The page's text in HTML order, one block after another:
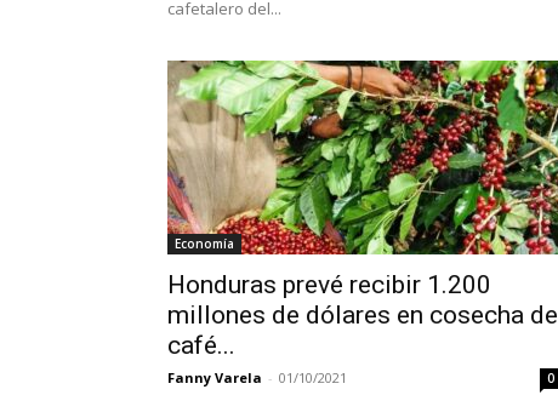
cafetalero del...
Economía
Honduras prevé recibir 1.200
millones de dólares en cosecha de
café...
Fanny Varela - 01/10/2021 0